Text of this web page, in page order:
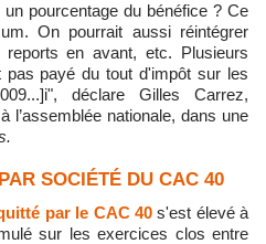
pourcentage du bénéfice ? Ce
On pourrait aussi réintégrer
en avant, etc. Plusieurs
payé du tout d'impôt sur les
déclare Gilles Carrez,
l’assemblée nationale, dans une
SOCIÉTÉ DU CAC 40
par le CAC 40s'est élevé à
sur les exercices clos entre